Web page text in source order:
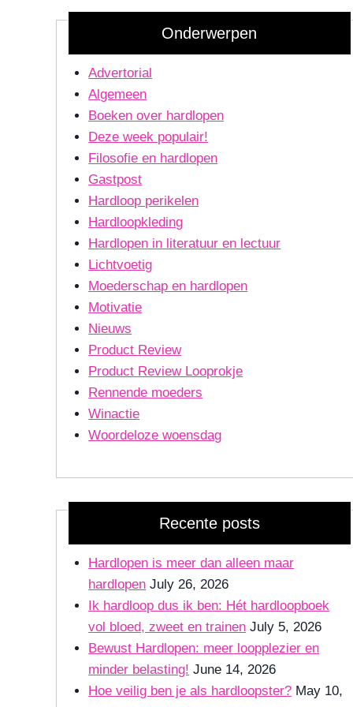
Onderwerpen
Advertorial
Algemeen
Boeken over hardlopen
Deze week populair!
Filosofie en hardlopen
Gastpost
Hardloop perikelen
Hardloopkleding
Hardlopen in literatuur en lectuur
Lichtvoetig
Moederschap en hardlopen
Motivatie
Nieuws
Product Review
Product Review Looprokje
Rennende moeders
Winactie
Woordeloze woensdag
Recente posts
Hardlopen is meer dan alleen maar
hardlopen July 26, 2026
Ik hardloop dus ik ben: Hét hardloopboek
vol bloed, zweet en trainen July 5, 2026
Bewust Hardlopen: meer loopplezier en
minder belasting! June 14, 2026
Hoe veilig ben je als hardloopster? May 10,